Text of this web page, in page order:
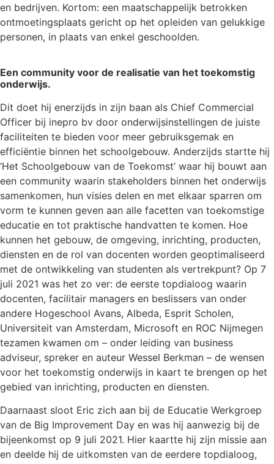
en bedrijven. Kortom: een maatschappelijk betrokken
ontmoetingsplaats gericht op het opleiden van gelukkige
personen, in plaats van enkel geschoolden.
Een community voor de realisatie van het toekomstig
onderwijs.
Dit doet hij enerzijds in zijn baan als Chief Commercial
Officer bij inepro bv door onderwijsinstellingen de juiste
faciliteiten te bieden voor meer gebruiksgemak en
efficiëntie binnen het schoolgebouw. Anderzijds startte hij
‘Het Schoolgebouw van de Toekomst’ waar hij bouwt aan
een community waarin stakeholders binnen het onderwijs
samenkomen, hun visies delen en met elkaar sparren om
vorm te kunnen geven aan alle facetten van toekomstige
educatie en tot praktische handvatten te komen. Hoe
kunnen het gebouw, de omgeving, inrichting, producten,
diensten en de rol van docenten worden geoptimaliseerd
met de ontwikkeling van studenten als vertrekpunt? Op 7
juli 2021 was het zo ver: de eerste topdialoog waarin
docenten, facilitair managers en beslissers van onder
andere Hogeschool Avans, Albeda, Esprit Scholen,
Universiteit van Amsterdam, Microsoft en ROC Nijmegen
tezamen kwamen om – onder leiding van business
adviseur, spreker en auteur Wessel Berkman – de wensen
voor het toekomstig onderwijs in kaart te brengen op het
gebied van inrichting, producten en diensten.
Daarnaast sloot Eric zich aan bij de Educatie Werkgroep
van de Big Improvement Day en was hij aanwezig bij de
bijeenkomst op 9 juli 2021. Hier kaartte hij zijn missie aan
en deelde hij de uitkomsten van de eerdere topdialoog,